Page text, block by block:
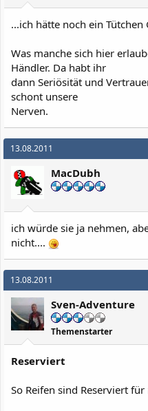
...ich hätte noch ein Tütchen
Was manche sich hier
Händler. Da habt ihr
dann Seriösität und
schont unsere
Nerven.
13.08.2011
MacDubh
ich würde sie ja nehmen,
nicht....
13.08.2011
Sven-Adventure
Themenstarter
Reserviert
So Reifen sind Reserviert für